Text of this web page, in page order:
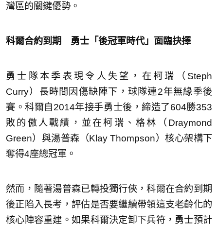
灣區的關鍵優勢。
科爾合約到期 勇士「後冠軍時代」面臨抉擇
勇士隊本季表現令人失望，在柯瑞（Steph
Curry）長時間因傷缺陣下，球隊連2年無緣季後
賽。科爾自2014年接手勇士後，締造了604勝353
敗的傲人戰績，並在柯瑞、格林（Draymond
Green）與湯普森（Klay Thompson）核心架構下
奪得4座總冠軍。
然而，隨著湯普森已轉投獨行俠，科爾在合約到期
後正陷入長考，評估是否要繼續帶領這支老齡化的
核心陣容重建。如果科爾決定卸下兵符，勇士預計